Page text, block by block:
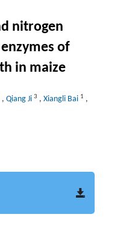
nitrogen
of
in maize
, Qiang Ji 3 , Xiangli Bai 1 ,